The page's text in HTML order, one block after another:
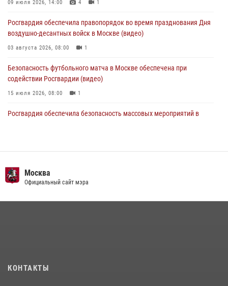
Столичные росгвардейцы задержали мужчину, устроившего дебош
05 августа 2026, 12:39 1
09 июля 2026, 14:00 4 1
Росгвардия обеспечила правопорядок во время празднования Дня
воздушно-десантных войск в Москве (видео)
03 августа 2026, 08:00 1
Безопасность футбольного матча в Москве обеспечена при
содействии Росгвардии (видео)
15 июля 2026, 08:00 1
Росгвардия обеспечила безопасность массовых мероприятий в
чемпионат по самбо (виео)
15 июля 2026, 14:00 8
своё 32-летие (видео)
Москва
Официальный сайт мэра
КОНТАКТЫ